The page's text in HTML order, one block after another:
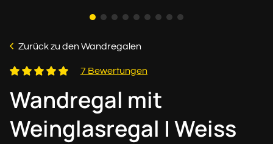
Zurück zu den Wandregalen
7 Bewertungen
Wandregal mit
Weinglasregal | Weiss